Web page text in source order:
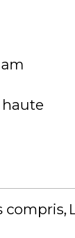
haute
compris